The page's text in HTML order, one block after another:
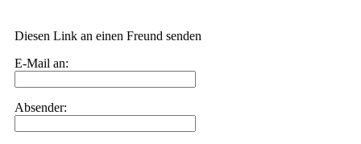
Diesen Link an einen Freund senden
E-Mail an:
Absender: